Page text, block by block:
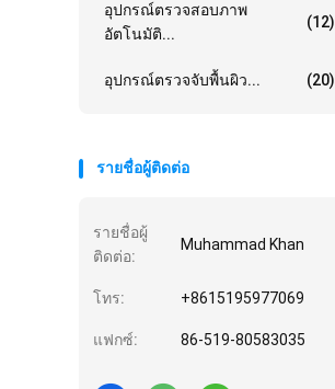
อุปกรณ์ตรวจสอบภาพ
อัตโนมัติ...
(12)
อุปกรณ์ตรวจจับพื้นผิว... (20)
รายชื่อผู้ติดต่อ
รายชื่อผู้
ติดต่อ:
Muhammad Khan
โทร: +8615195977069
แฟกซ์: 86-519-80583035